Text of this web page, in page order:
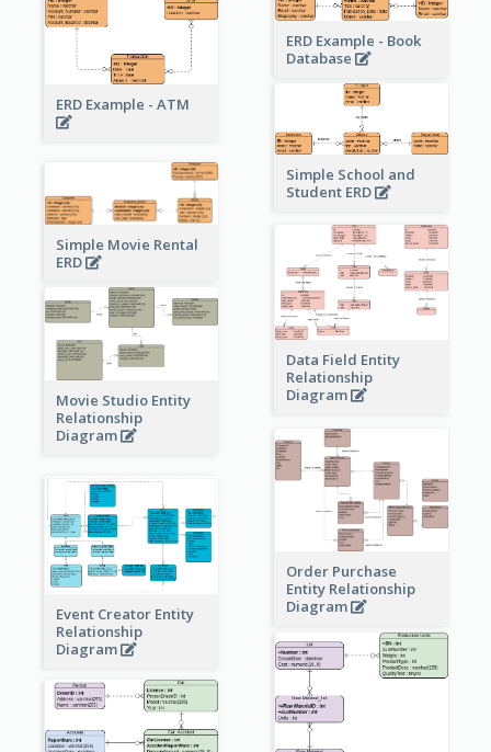
ERD Example - ATM
ERD Example - Book
Database
Simple School and
Student ERD
Simple Movie Rental
ERD
Data Field Entity
Relationship
Diagram
Movie Studio Entity
Relationship
Diagram
Order Purchase
Entity Relationship
Diagram
Event Creator Entity
Relationship
Diagram